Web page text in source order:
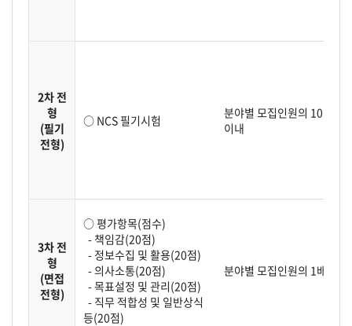
2차 전
형
(필기
전형)
○ NCS 필기시험
분야별 모집인원의 10배수
이내
3차 전
형
(면접
전형)
○ 평가항목(점수)
- 책임감(20점)
- 정보수집 및 활용(20점)
- 의사소통(20점)
- 목표설정 및 관리(20점)
- 직무 적합성 및 일반상식
등(20점)
분야별 모집인원의 1배수